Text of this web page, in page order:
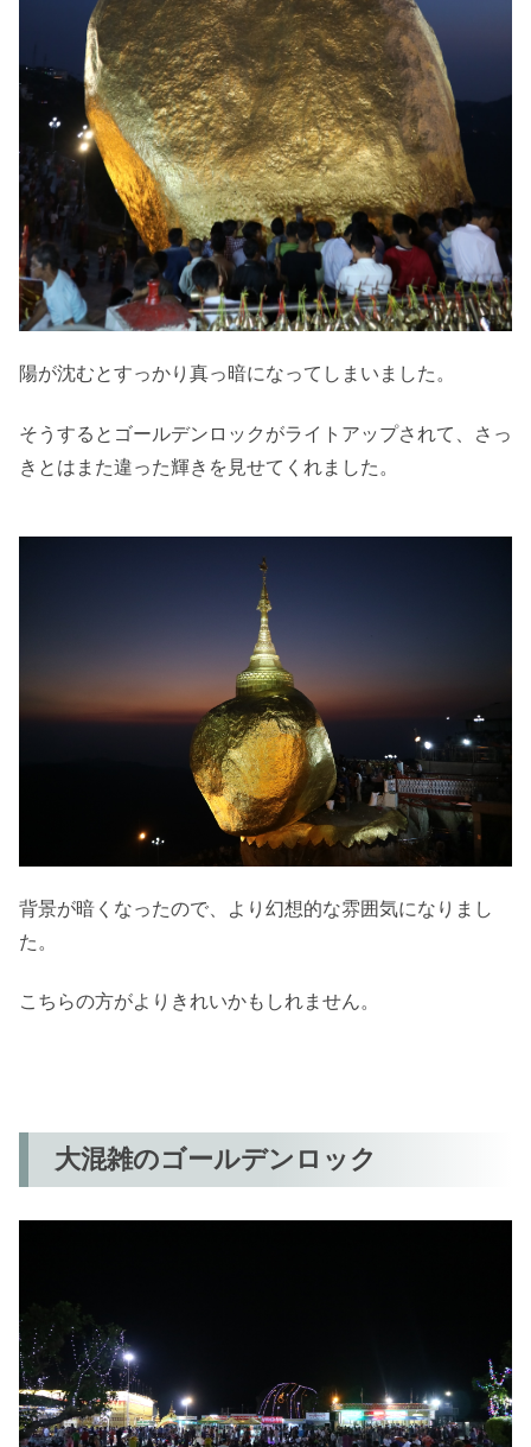
陽が沈むとすっかり真っ暗になってしまいました。
そうするとゴールデンロックがライトアップされて、さっ
きとはまた違った輝きを見せてくれました。
背景が暗くなったので、より幻想的な雰囲気になりまし
た。
こちらの方がよりきれいかもしれません。
大混雑のゴールデンロック